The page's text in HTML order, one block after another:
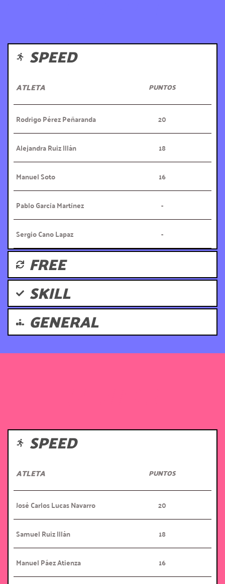
SPEED
ATLETA PUNTOS
Rodrigo Pérez Peñaranda 20
Alejandra Ruiz Illán 18
Manuel Soto 16
Pablo García Martínez -
Sergio Cano Lapaz -
FREE
SKILL
GENERAL
SPEED
ATLETA PUNTOS
José Carlos Lucas Navarro 20
Samuel Ruiz Illán 18
Manuel Páez Atienza 16